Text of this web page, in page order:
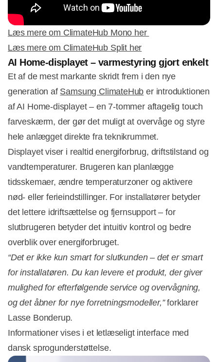
Læs mere om ClimateHub Mono her
Læs mere om ClimateHub Split her
AI Home-displayet – varmestyring gjort enkelt
Et af de mest markante skridt frem i den nye
generation af Samsung ClimateHub er introduktionen
af AI Home-displayet – en 7-tommer aftagelig touch
farveskærm, der gør det muligt at overvåge og styre
hele anlægget direkte fra teknikrummet.
Displayet viser i realtid energiforbrug, driftstilstand og
vandtemperaturer. Brugeren kan planlægge
tidsskemaer, ændre temperaturzoner og aktivere
nød- eller ferieindstillinger. For installatører betyder
det lettere idriftsættelse og fjernsupport – for
slutbrugeren betyder det intuitiv kontrol og bedre
overblik over energiforbruget.
“Det er ikke kun smart for slutkunden – det er smart
for installatøren. Du kan levere et produkt, der giver
mulighed for efterfølgende service og overvågning,
og det åbner for nye forretningsmodeller,”forklarer
Lasse Bonderup.
Informationer vises i et letlæseligt interface med
dansk sprogunderstøttelse.